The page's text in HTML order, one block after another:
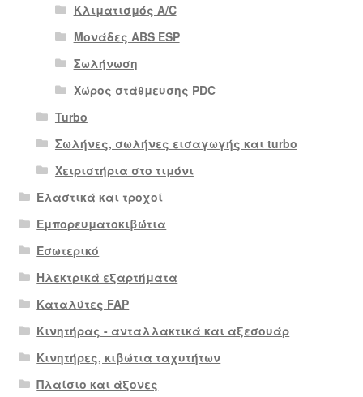
Κλιματισμός A/C
Μονάδες ABS ESP
Σωλήνωση
Χώρος στάθμευσης PDC
Turbo
Σωλήνες, σωλήνες εισαγωγής και turbo
Χειριστήρια στο τιμόνι
Ελαστικά και τροχοί
Εμπορευματοκιβώτια
Εσωτερικό
Ηλεκτρικά εξαρτήματα
Καταλύτες FAP
Κινητήρας - ανταλλακτικά και αξεσουάρ
Κινητήρες, κιβώτια ταχυτήτων
Πλαίσιο και άξονες